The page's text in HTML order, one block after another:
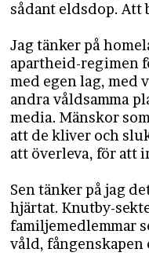
sådant eldsdop.
Jag tänker på
apartheid-regimen
med egen lag,
andra våldsamma
media. Mänskor
att de kliver och
att överleva, för att
Sen tänker på jag
hjärtat. Knutby-
familjemedlemmar
våld, fångenskapen